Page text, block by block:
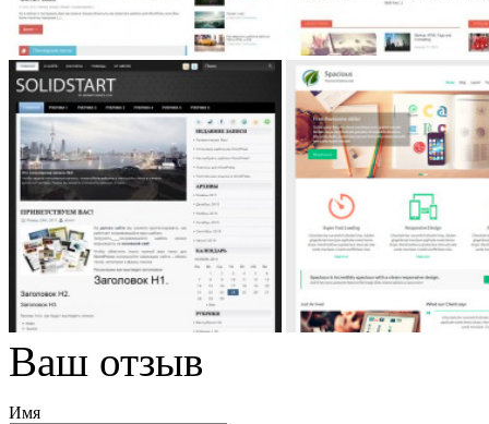
Ваш отзыв
Имя